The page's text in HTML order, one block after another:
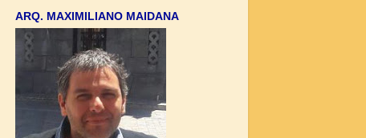
ARQ. MAXIMILIANO MAIDANA